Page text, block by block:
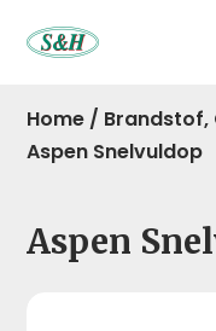
Home / Brandstof,
Aspen Snelvuldop
Aspen